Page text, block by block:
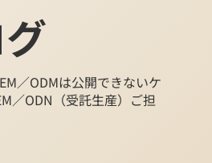
／ODMは公開できないケ
／ODN（受託生産）ご担